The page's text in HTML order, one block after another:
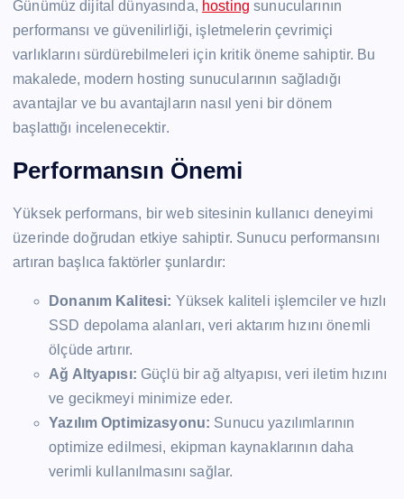
Günümüz dijital dünyasında, hosting sunucularının
performansı ve güvenilirliği, işletmelerin çevrimiçi
varlıklarını sürdürebilmeleri için kritik öneme sahiptir. Bu
makalede, modern hosting sunucularının sağladığı
avantajlar ve bu avantajların nasıl yeni bir dönem
başlattığı incelenecektir.
Performansın Önemi
Yüksek performans, bir web sitesinin kullanıcı deneyimi
üzerinde doğrudan etkiye sahiptir. Sunucu performansını
artıran başlıca faktörler şunlardır:
Donanım Kalitesi: Yüksek kaliteli işlemciler ve hızlı
SSD depolama alanları, veri aktarım hızını önemli
ölçüde artırır.
Ağ Altyapısı: Güçlü bir ağ altyapısı, veri iletim hızını
ve gecikmeyi minimize eder.
Yazılım Optimizasyonu: Sunucu yazılımlarının
optimize edilmesi, ekipman kaynaklarının daha
verimli kullanılmasını sağlar.